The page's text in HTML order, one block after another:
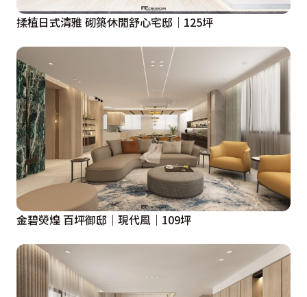
揉植日式清雅 砌築休閒舒心宅邸│125坪
金碧熒煌 百坪御邸｜現代風｜109坪